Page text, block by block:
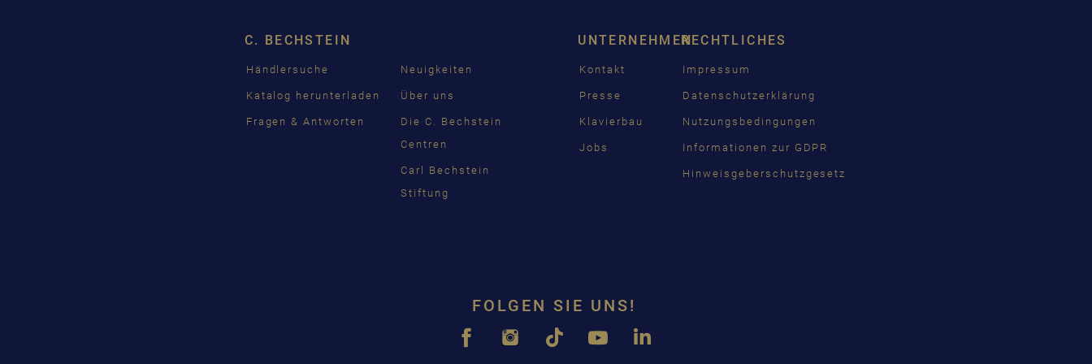
C. BECHSTEIN
Händlersuche
Katalog herunterladen
Fragen & Antworten
Neuigkeiten
Über uns
Die C. Bechstein
Centren
Carl Bechstein
Stiftung
UNTERNEHMEN
Kontakt
Presse
Klavierbau
Jobs
RECHTLICHES
Impressum
Datenschutzerklärung
Nutzungsbedingungen
Informationen zur GDPR
Hinweisgeberschutzgesetz
FOLGEN SIE UNS!